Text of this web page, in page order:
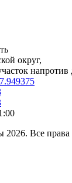
округ,
2026. Все